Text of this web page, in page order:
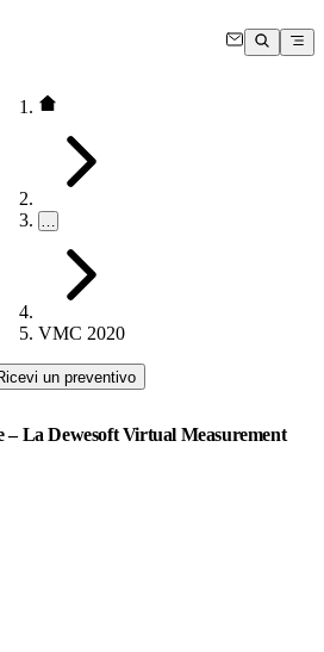
…
VMC 2020
un preventivo
– La Dewesoft Virtual Measurement